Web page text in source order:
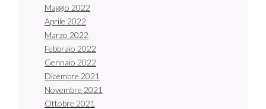
Maggio 2022
Aprile 2022
Marzo 2022
Febbraio 2022
Gennaio 2022
Dicembre 2021
Novembre 2021
Ottobre 2021